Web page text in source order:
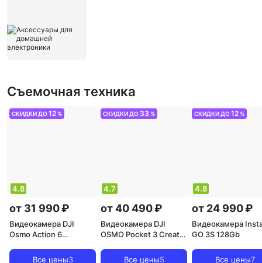
Съемочная техника
СКИДКИ ДО12 %
4.8
от 31 990 ₽
Видеокамера DJI
Osmo Action 6
Все цены3
СКИДКИ ДО 33 %
4.7
от 40 490 ₽
Видеокамера DJI
OSMO Pocket 3 Creator
Все цены5
СКИДКИ ДО12 %
4.8
от 24 990 ₽
Видеокамера
GO 3S 128Gb
Все цены7